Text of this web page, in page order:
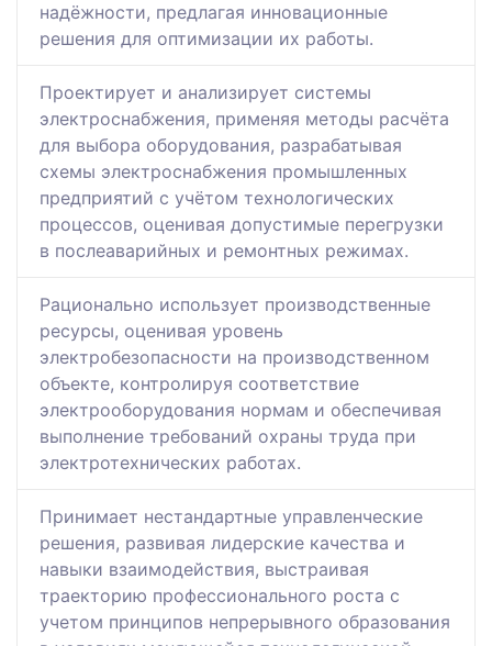
надёжности, предлагая инновационные
решения для оптимизации их работы.
Проектирует и анализирует системы
электроснабжения, применяя методы расчёта
для выбора оборудования, разрабатывая
схемы электроснабжения промышленных
предприятий с учётом технологических
процессов, оценивая допустимые перегрузки
в послеаварийных и ремонтных режимах.
Рационально использует производственные
ресурсы, оценивая уровень
электробезопасности на производственном
объекте, контролируя соответствие
электрооборудования нормам и обеспечивая
выполнение требований охраны труда при
электротехнических работах.
Принимает нестандартные управленческие
решения, развивая лидерские качества и
навыки взаимодействия, выстраивая
траекторию профессионального роста с
учетом принципов непрерывного образования